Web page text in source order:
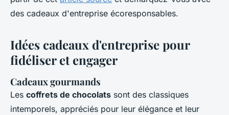
des cadeaux d'entreprise écoresponsables.
Idées cadeaux d'entreprise pour
fidéliser et engager
Cadeaux gourmands
Les coffrets de chocolats sont des classiques
intemporels, appréciés pour leur élégance et leur